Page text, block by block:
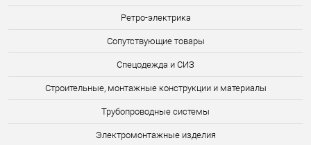
Ретро-электрика
Сопутствующие товары
Спецодежда и СИЗ
Строительные, монтажные конструкции и материалы
Трубопроводные системы
Электромонтажные изделия